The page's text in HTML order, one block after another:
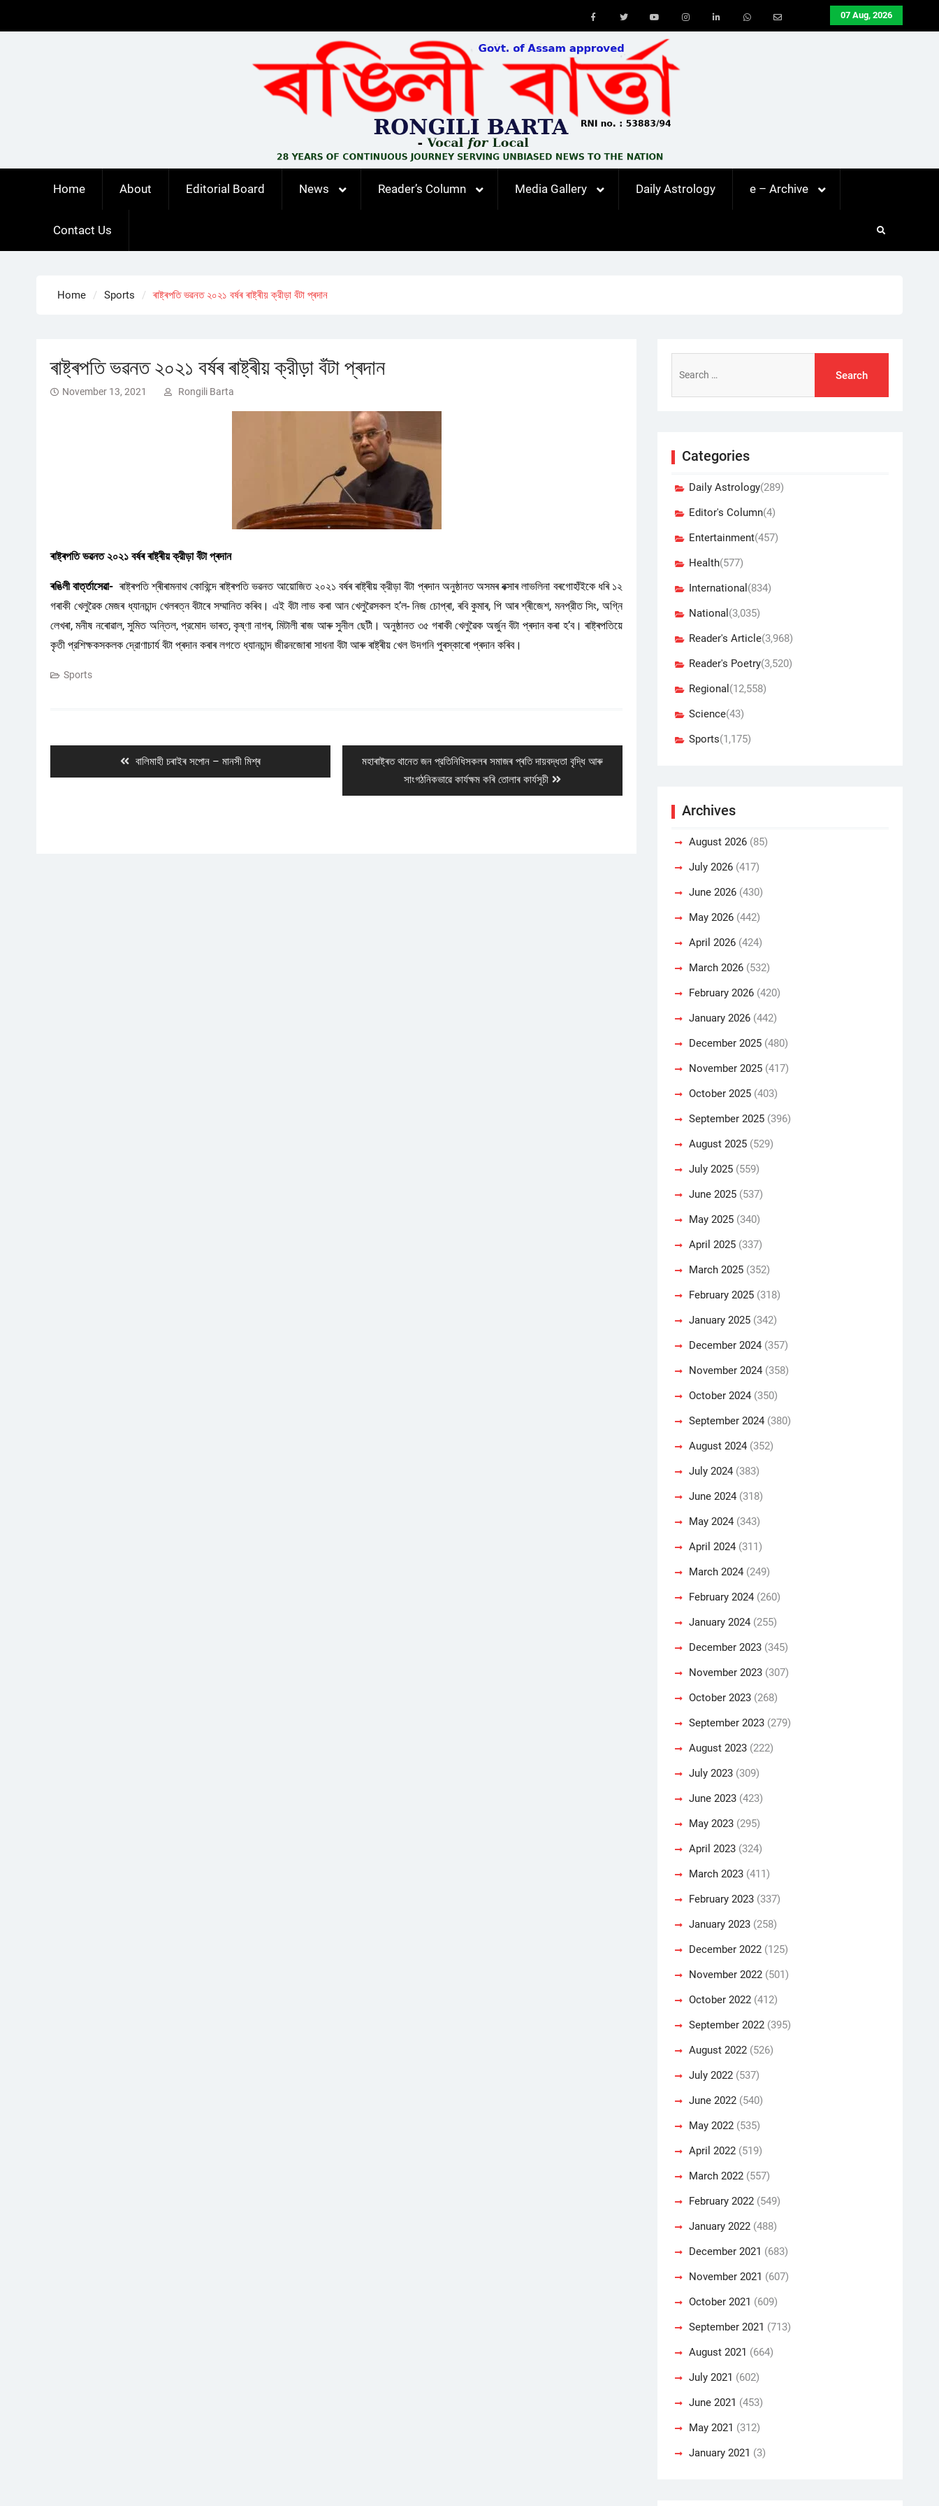
07 Aug, 2026
Youtube
Home About Editorial Board News Reader’s Column Media Gallery Daily Astrology e – Archive
Contact Us
Home Sports ৰাষ্ট্ৰপতি ভৱনত ২০২১ বৰ্ষৰ ৰাষ্ট্ৰীয় ক্রীড়া বঁটা প্ৰদান
ৰাষ্ট্ৰপতি ভৱনত ২০২১ বৰ্ষৰ ৰাষ্ট্ৰীয় ক্রীড়া বঁটা প্ৰদান
November 13, 2021 Rongili Barta
ৰাষ্ট্ৰপতি ভৱনত ২০২১ বৰ্ষৰ ৰাষ্ট্ৰীয় ক্রীড়া বঁটা প্ৰদান
ৰঙিলী বাৰ্ত্তাসেৱা- ৰাষ্ট্ৰপতি শ্ৰীৰামনাথ কোবিন্দে ৰাষ্ট্ৰপতি ভৱনত আয়োজিত ২০২১ বৰ্ষৰ ৰাষ্ট্ৰীয় ক্রীড়া বঁটা প্ৰদান অনুষ্ঠানত অসমৰ বক্সাৰ লাভলিনা বৰগোহাঁইকে ধৰি ১২
গৰাকী খেলুৱৈক মেজৰ ধ্যানচান্দ খেলৰত্ন বঁটাৰে সম্মানিত কৰিব। এই বঁটা লাভ কৰা আন খেলুৱৈসকল হ’ল- নিজ চোপ্ৰা, ৰবি কুমাৰ, পি আৰ শ্ৰীজেশ, মনপ্রীত সিং, অগ্নি
লেখৰা, মনীষ নৰোৱাল, সুমিত অন্তিল, প্রমোদ ভাৰত, কৃষ্ণা নাগৰ, মিটালী ৰাজ আৰু সুনীল ছেটী। অনুষ্ঠানত ৩৫ গৰাকী খেলুৱৈক অৰ্জুন বঁটা প্ৰদান কৰা হ’ব। ৰাষ্ট্ৰপতিয়ে
কৃতী প্রশিক্ষকসকলক দ্রোণাচার্য বঁটা প্ৰদান কৰাৰ লগতে ধ্যানচান্দ জীৱনজোৰা সাধনা বঁটা আৰু ৰাষ্ট্ৰীয় খেল উদগনি পুৰস্কাৰো প্ৰদান কৰিব।
Sports
Previous
post:
বালিমাহী চৰাইৰ সপোন – মানসী মিশ্ৰ
Next
মহাৰাষ্ট্ৰত থানেত জন প্রতিনিধিসকলৰ সমাজৰ প্ৰতি দায়বদ্ধতা বৃদ্ধি আৰু
সাংগঠনিকভাৱে কাৰ্যক্ষম কৰি তোলাৰ কাৰ্যসূচী
for:
Categories
Daily Astrology(289)
Editor's Column(4)
Entertainment(457)
Health(577)
International (834)
National (3,035)
Reader's Article(3,968)
Reader's Poetry(3,520)
Regional (12,558)
Science(43)
Sports(1,175)
Archives
August 2026 (85)
July 2026 (417)
June 2026 (430)
May 2026 (442)
April 2026 (424)
March 2026 (532)
February 2026 (420)
January 2026 (442)
December 2025 (480)
November 2025 (417)
October 2025 (403)
September 2025 (396)
August 2025 (529)
July 2025 (559)
June 2025 (537)
May 2025 (340)
April 2025 (337)
March 2025 (352)
February 2025 (318)
January 2025 (342)
December 2024 (357)
November 2024 (358)
October 2024 (350)
September 2024 (380)
August 2024 (352)
July 2024 (383)
June 2024 (318)
May 2024 (343)
April 2024 (311)
March 2024 (249)
February 2024 (260)
January 2024 (255)
December 2023 (345)
November 2023 (307)
October 2023 (268)
September 2023 (279)
August 2023 (222)
July 2023 (309)
June 2023 (423)
May 2023 (295)
April 2023 (324)
March 2023 (411)
February 2023 (337)
January 2023 (258)
December 2022 (125)
November 2022 (501)
October 2022 (412)
September 2022 (395)
August 2022 (526)
July 2022 (537)
June 2022 (540)
May 2022 (535)
April 2022 (519)
March 2022 (557)
February 2022 (549)
January 2022 (488)
December 2021 (683)
November 2021 (607)
October 2021 (609)
September 2021 (713)
August 2021 (664)
July 2021 (602)
June 2021 (453)
May 2021 (312)
January 2021 (3)